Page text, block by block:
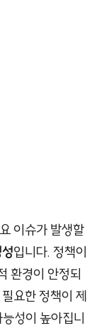
이슈가 발생할
입니다. 정책이
환경이 안정되
요한 정책이 제
성이 높아집니